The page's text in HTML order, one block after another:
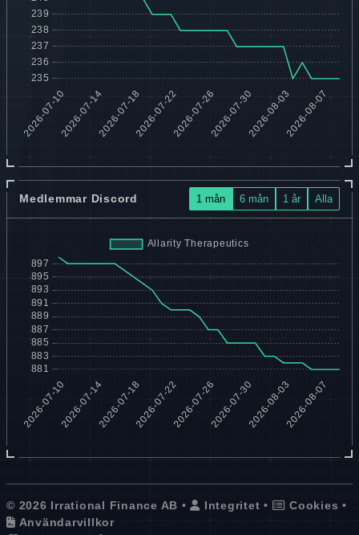
Medlemmar Discord 1 mån 6 mån 1 år Alla
© 2026 Irrational Finance AB • Integritet • Cookies •
Användarvillkor